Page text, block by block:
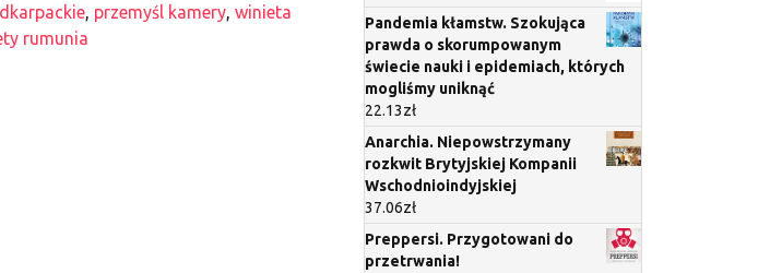
, przemyśl kamery, winieta
rumunia
Pandemia kłamstw. Szokująca
prawda o skorumpowanym
świecie nauki i epidemiach, których
mogliśmy uniknąć
22.13zł
Anarchia. Niepowstrzymany
rozkwit Brytyjskiej Kompanii
Wschodnioindyjskiej
37.06zł
Preppersi. Przygotowani do
przetrwania!